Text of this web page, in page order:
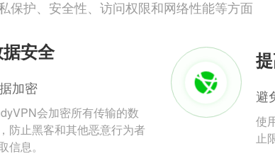
保护、安全性、访问权限和网络性能等方面
安全
加密
会加密所有传输的数
防止黑客和其他恶意行为者
信息。
避
使
止